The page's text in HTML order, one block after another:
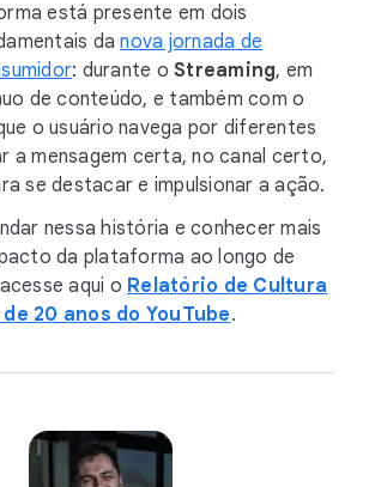
está presente em dois
danova jornada de
: durante o Streaming, em
de conteúdo, e também com o
o usuário navega por diferentes
a mensagem certa, no canal certo,
se destacar e impulsionar a ação.
nessa história e conhecer mais
da plataforma ao longo de
aqui o Relatório de Cultura
20 anos do YouTube.